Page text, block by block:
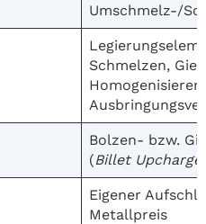
Umschmelz-/
Schmelzen,
Homogenisieren
Bolzen- bzw.
(Billet Upcharge
Eigener
Metallpreis